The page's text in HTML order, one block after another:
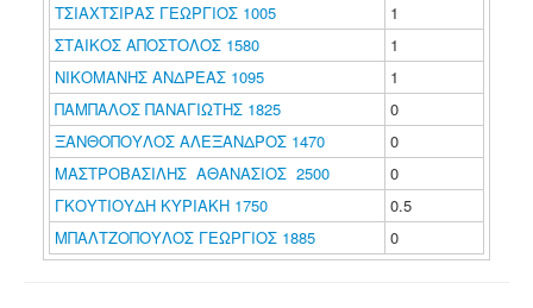
ΤΣΙΑΧΤΣΙΡΑΣ ΓΕΩΡΓΙΟΣ 1005
1
ΣΤΑΙΚΟΣ ΑΠΟΣΤΟΛΟΣ 1580
1
ΝΙΚΟΜΑΝΗΣ ΑΝΔΡΕΑΣ 1095
1
ΠΑΜΠΑΛΟΣ ΠΑΝΑΓΙΩΤΗΣ 1825
0
ΞΑΝΘΟΠΟΥΛΟΣ ΑΛΕΞΑΝΔΡΟΣ 1470
0
ΜΑΣΤΡΟΒΑΣΙΛΗΣ ΑΘΑΝΑΣΙΟΣ 2500
0
ΓΚΟΥΤΙΟΥΔΗ ΚΥΡΙΑΚΗ 1750
0.5
ΜΠΑΛΤΖΟΠΟΥΛΟΣ ΓΕΩΡΓΙΟΣ 1885
0